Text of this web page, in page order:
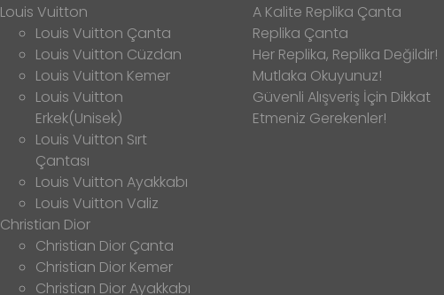
Louis Vuitton
Louis Vuitton Çanta
Louis Vuitton Cüzdan
Louis Vuitton Kemer
Louis Vuitton
Erkek(Unisek)
Louis Vuitton Sırt
Çantası
Louis Vuitton Ayakkabı
Louis Vuitton Valiz
Christian Dior
Christian Dior Çanta
Christian Dior Kemer
Christian Dior Ayakkabı
A Kalite Replika Çanta
Replika Çanta
Her Replika, Replika Değildir!
Mutlaka Okuyunuz!
Güvenli Alışveriş İçin Dikkat
Etmeniz Gerekenler!